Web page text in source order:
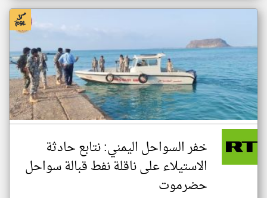
خفر السواحل اليمني: نتابع حادثة
الاستيلاء على ناقلة نفط قبالة سواحل
حضرموت